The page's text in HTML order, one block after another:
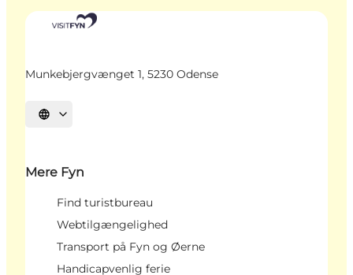
Munkebjergvænget 1, 5230 Odense
Vælg sprog
Mere Fyn
Find turistbureau
Webtilgængelighed
Transport på Fyn og Øerne
Handicapvenlig ferie